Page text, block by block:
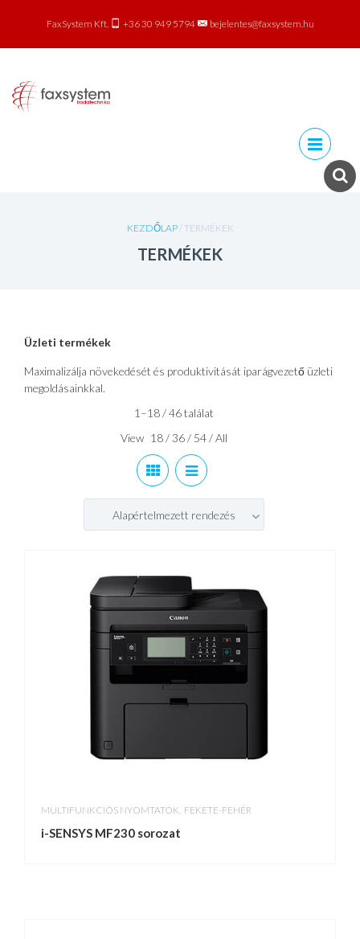
FaxSystem Kft. +36 30 949 5794 bejelentes@faxsystem.hu
Skip to
content
KEZDŐLAP/ TERMÉKEK
TERMÉKEK
Üzleti termékek
Maximalizálja növekedését és produktivitását iparágvezető üzleti
megoldásainkkal.
1–18 / 46 találat
View 18/36/ 54/All
Alapértelmezett rendezés
MULTIFUNKCIÓS NYOMTATÓK FEKETE-FEHÉR
i-SENSYS MF230 sorozat